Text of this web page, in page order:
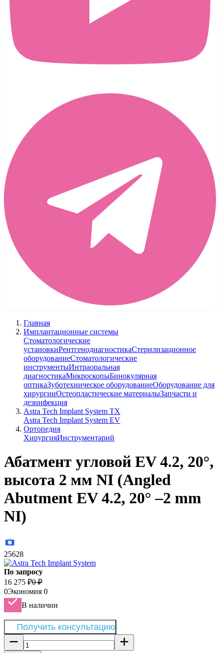
Главная
Имплантационные системы
Стоматологические
установкиРентгенодиагностикаСтерилизационное
оборудованиеСтоматологические
инструментыИнтраоральная
диагностикаМикроскопыБинокулярная
оптикаЗуботехническое оборудованиеОборудование для
хирургииОстеопластические материалыЗапчасти и
дезинфекция
Astra Tech Implant System TX
Astra Tech Implant System EV
Ортопедия
ХирургияИнструментарий
Абатмент угловой EV 4.2, 20°,
высота 2 мм NI (Angled
Abutment EV 4.2, 20° –2 mm
NI)
25628
По запросу
16 275 ₽0 ₽
0Экономия 0
В наличии
Получить консультацию